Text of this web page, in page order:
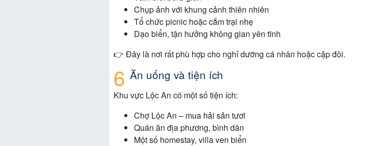
Chụp ảnh với khung cảnh thiên nhiên
Tổ chức picnic hoặc cắm trại nhẹ
Dạo biển, tận hưởng không gian yên tĩnh
👉 Đây là nơi rất phù hợp cho nghỉ dưỡng cá nhân hoặc cặp đôi.
Ăn uống và tiện ích
Khu vực Lộc An có một số tiện ích:
Chợ Lộc An – mua hải sản tươi
Quán ăn địa phương, bình dân
Một số homestay, villa ven biển